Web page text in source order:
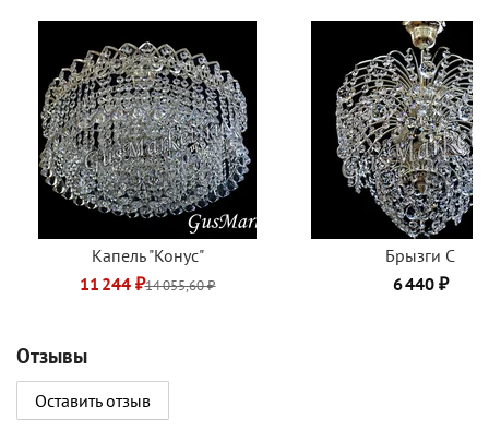
Капель "Конус"
11 244 ₽14 055,60 ₽
Брызги C
6 440 ₽
Отзывы
Оставить отзыв